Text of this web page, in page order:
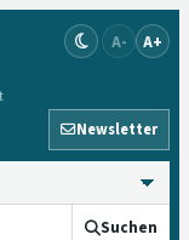
A- A+
Newsletter
Suchen